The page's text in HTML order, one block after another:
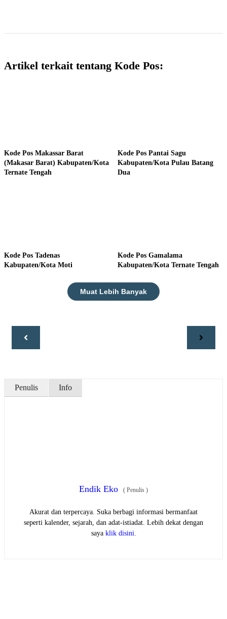
Artikel terkait tentang Kode Pos:
Kode Pos Makassar Barat
(Makasar Barat) Kabupaten/Kota
Ternate Tengah
Kode Pos Pantai Sagu
Kabupaten/Kota Pulau Batang
Dua
Kode Pos Tadenas
Kabupaten/Kota Moti
Kode Pos Gamalama
Kabupaten/Kota Ternate Tengah
Muat Lebih Banyak
Penulis Info
Endik Eko ( Penulis )
Akurat dan terpercaya. Suka berbagi informasi bermanfaat
seperti kalender, sejarah, dan adat-istiadat. Lebih dekat dengan
saya klik disini